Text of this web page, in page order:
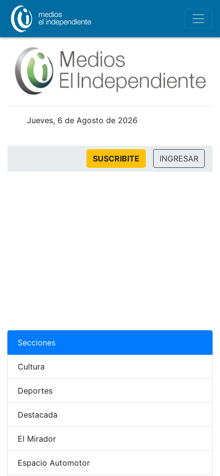
Jueves, 6 de Agosto de 2026
SUSCRIBITE INGRESAR
Secciones
Cultura
Deportes
Destacada
El Mirador
Espacio Automotor